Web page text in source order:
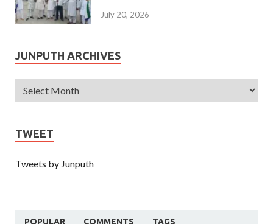
July 20, 2026
JUNPUTH ARCHIVES
TWEET
Tweets by Junputh
POPULAR COMMENTS TAGS